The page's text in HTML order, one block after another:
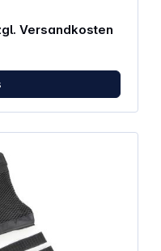
Versandkosten